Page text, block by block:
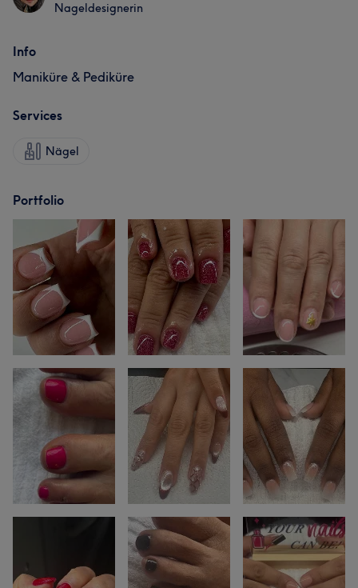
Nageldesignerin
Info
Maniküre & Pediküre
Services
Nägel
Portfolio